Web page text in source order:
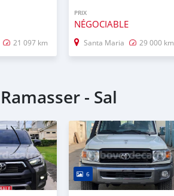
21 097 km
PRIX
NÉGOCIABLE
Santa Maria 29 000 km
- Sal
6